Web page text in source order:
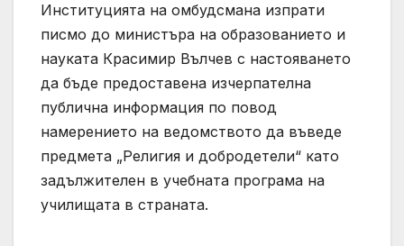
Институцията на омбудсмана изпрати
писмо до министъра на образованието и
науката Красимир Вълчев с настояването
да бъде предоставена изчерпателна
публична информация по повод
намерението на ведомството да въведе
предмета „Религия и добродетели“ като
задължителен в учебната програма на
училищата в страната.